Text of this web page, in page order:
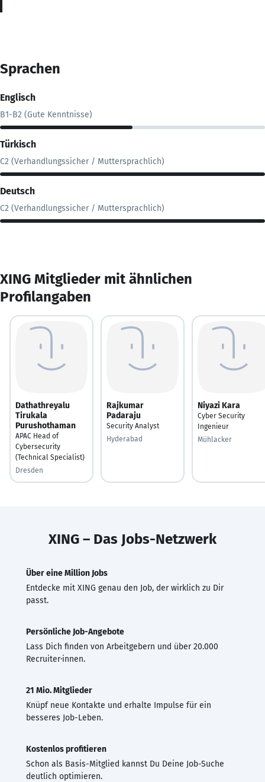
Sprachen
Englisch
B1-B2 (Gute Kenntnisse)
Türkisch
C2 (Verhandlungssicher / Muttersprachlich)
Deutsch
C2 (Verhandlungssicher / Muttersprachlich)
XING Mitglieder mit ähnlichen
Profilangaben
Dathathreyalu
Tirukala
Purushothaman
APAC Head of
Cybersecurity
(Technical Specialist)
Dresden
Rajkumar
Padaraju
Security Analyst
Hyderabad
Niyazi Kara
Cyber Security
Ingenieur
Mühlacker
XING – Das Jobs-Netzwerk
Über eine Million Jobs
Entdecke mit XING genau den Job, der wirklich zu Dir
passt.
Persönliche Job-Angebote
Lass Dich finden von Arbeitgebern und über 20.000
Recruiter·innen.
21 Mio. Mitglieder
Knüpf neue Kontakte und erhalte Impulse für ein
besseres Job-Leben.
Kostenlos profitieren
Schon als Basis-Mitglied kannst Du Deine Job-Suche
deutlich optimieren.